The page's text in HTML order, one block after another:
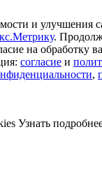
и улучшения
.
на обработку
согласие и
,
Узнать